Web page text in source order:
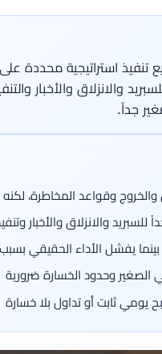
والانزلاق والأخبار
جداً.
بينما يفشل الأداء الحقيقي
الصغير وحدود الخسارة ضرورية